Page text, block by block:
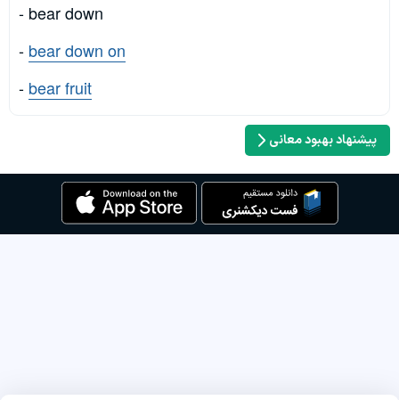
- bear down
- bear down on
- bear fruit
پیشنهاد بهبود معانی